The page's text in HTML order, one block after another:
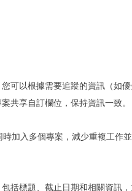
可以根據需要追蹤的資訊（如
共享自訂欄位，保持資訊一致。
時加入多個專案，減少重複工作
括標題、截止日期和相關資訊，